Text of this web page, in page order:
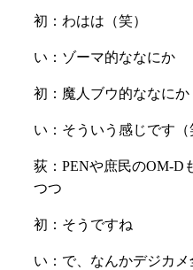
初：わはは（笑）
い：ゾーマ的ななにか
初：魔人ブウ的ななにか
い：そういう感じです（
荻：PENや庶民のOM-D
つつ
初：そうですね
い：で、なんかデジカ